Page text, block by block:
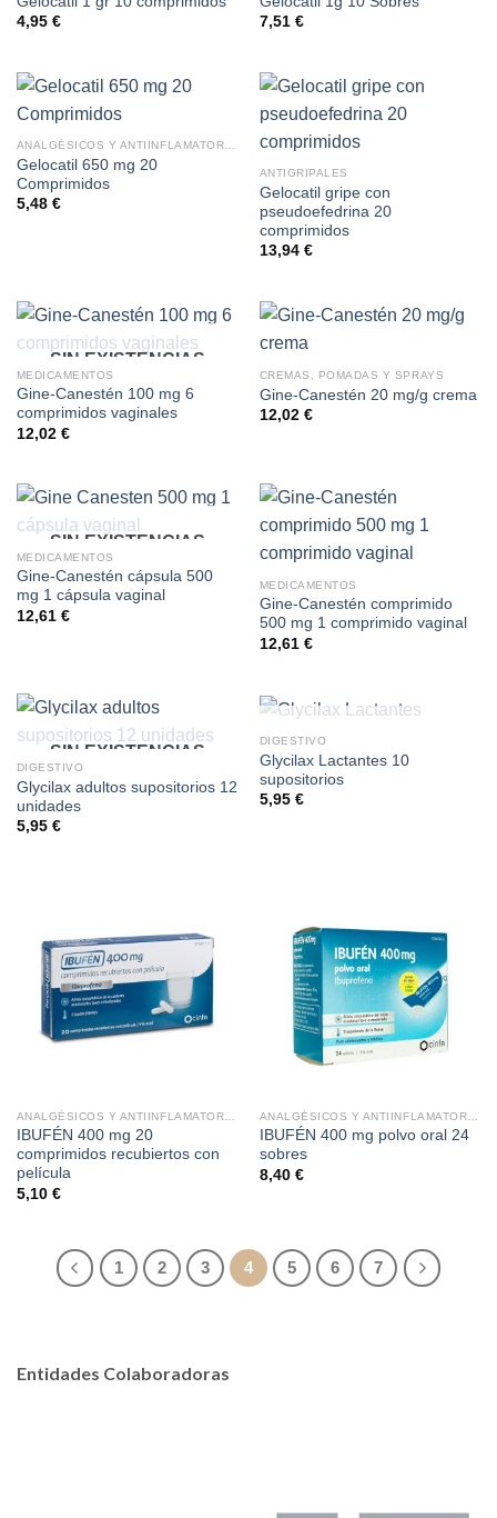
4,95 €
7,51 €
ANALGÉSICOS Y ANTIINFLAMATORIOS
Gelocatil 650 mg 20
Comprimidos
5,48 €
ANTIGRIPALES
Gelocatil gripe con
pseudoefedrina 20
comprimidos
13,94 €
SIN EXISTENCIAS
MEDICAMENTOS
Gine-Canestén 100 mg 6
comprimidos vaginales
12,02 €
CREMAS, POMADAS Y SPRAYS
Gine-Canestén 20 mg/g crema
12,02 €
SIN EXISTENCIAS
MEDICAMENTOS
Gine-Canestén cápsula 500
mg 1 cápsula vaginal
12,61 €
MEDICAMENTOS
Gine-Canestén comprimido
500 mg 1 comprimido vaginal
12,61 €
SIN EXISTENCIAS
DIGESTIVO
Glycilax adultos supositorios 12
unidades
5,95 €
SIN EXISTENCIAS
DIGESTIVO
Glycilax Lactantes 10
supositorios
5,95 €
IBUFÉN 400 mg 20
comprimidos recubiertos con
película
5,10 €
IBUFÉN 400 mg polvo oral 24
sobres
8,40 €
1 2 3 4 5 6 7
Entidades Colaboradoras